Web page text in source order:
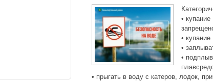
•
•
•
•
• прыгать в воду с катеров, лодок,